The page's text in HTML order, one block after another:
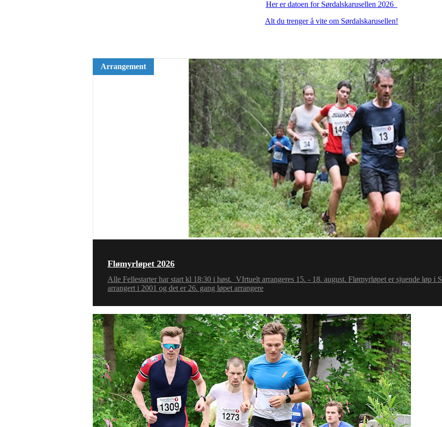
Her er datoen for Sørdalskarusellen 2026
Alt du trenger å vite om Sørdalskarusellen!
Flømyrløpet 2026
Alle Fellestarter har start kl 18:30 i høst. VIrtuelt arrangeres 15. - 18. august. Flømyrløpet er sjuende løp i
arrangert i 2001 og det er 26. gang løpet arrangere
Arrangement